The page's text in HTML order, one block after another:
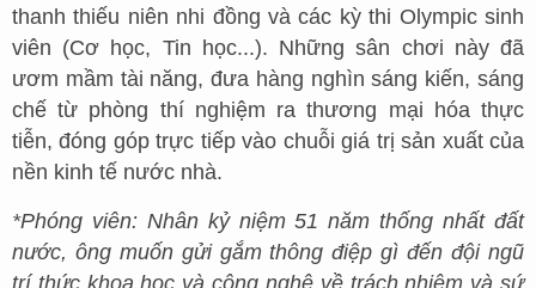
thanh thiếu niên nhi đồng và các kỳ thi Olympic sinh
viên (Cơ học, Tin học...). Những sân chơi này đã
ươm mầm tài năng, đưa hàng nghìn sáng kiến, sáng
chế từ phòng thí nghiệm ra thương mại hóa thực
tiễn, đóng góp trực tiếp vào chuỗi giá trị sản xuất của
nền kinh tế nước nhà.
*Phóng viên: Nhân kỷ niệm 51 năm thống nhất đất
nước, ông muốn gửi gắm thông điệp gì đến đội ngũ